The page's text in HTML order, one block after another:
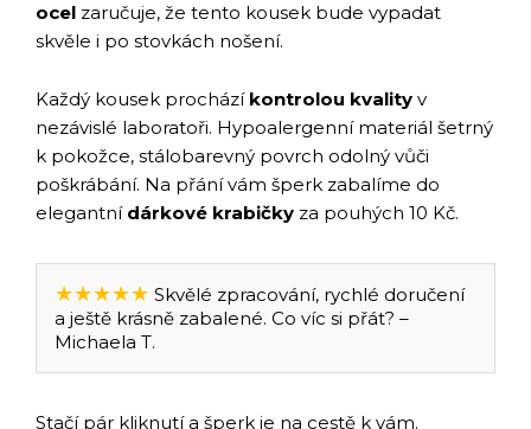
ocel zaručuje, že tento kousek bude vypadat
skvěle i po stovkách nošení.
Každý kousek prochází kontrolou kvality v
nezávislé laboratoři. Hypoalergenní materiál šetrný
k pokožce, stálobarevný povrch odolný vůči
poškrábání. Na přání vám šperk zabalíme do
elegantní dárkové krabičky za pouhých 10 Kč.
★★★★★ Skvělé zpracování, rychlé doručení
a ještě krásně zabalené. Co víc si přát? –
Michaela T.
Stačí pár kliknutí a šperk je na cestě k vám.